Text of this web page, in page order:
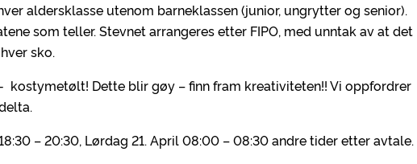
aldersklasse utenom barneklassen (junior, ungrytter og senior).
som teller. Stevnet arrangeres etter FIPO, med unntak av at det
sko.
kostymetølt! Dette blir gøy – finn fram kreativiteten!! Vi oppfordrer
– 20:30, Lørdag 21. April 08:00 – 08:30 andre tider etter avtale.